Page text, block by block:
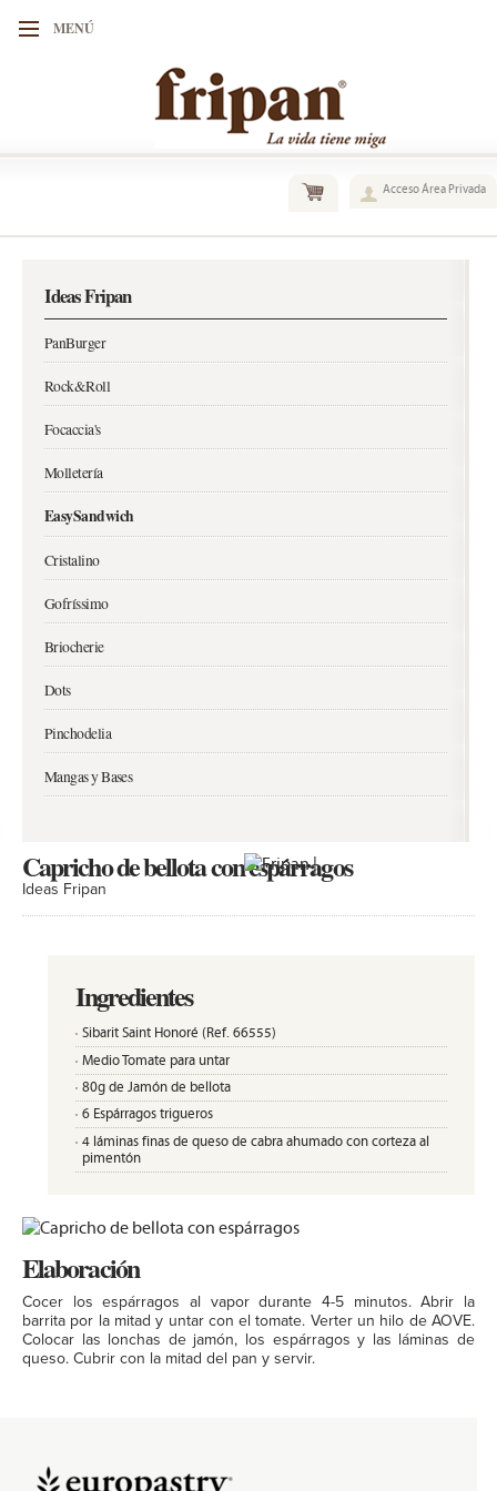
MENÚ
Acceso Área Privada
Ideas Fripan
PanBurger
Rock&Roll
Focaccia's
Molletería
EasySandwich
Cristalino
Gofríssimo
Briocherie
Dots
Pinchodelia
Mangas y Bases
Capricho de bellota con espárragos
Ideas Fripan
Ingredientes
Sibarit Saint Honoré (Ref. 66555)
Medio Tomate para untar
80g de Jamón de bellota
6 Espárragos trigueros
4 láminas finas de queso de cabra ahumado con corteza al
pimentón
Elaboración
Cocer los espárragos al vapor durante 4-5 minutos. Abrir la
barrita por la mitad y untar con el tomate. Verter un hilo de AOVE.
Colocar las lonchas de jamón, los espárragos y las láminas de
queso. Cubrir con la mitad del pan y servir.